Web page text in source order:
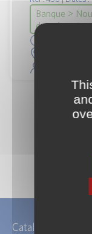
Banque >
données,
Christophe
Catalogue de